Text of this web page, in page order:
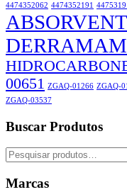
4474352062 4474352191
00651 ZGAQ-01266 ZGAQ-
ZGAQ-03537
Buscar Produtos
Marcas